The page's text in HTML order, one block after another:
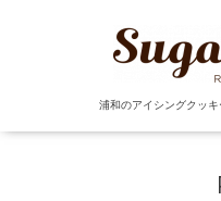
浦和のアイシングクッ